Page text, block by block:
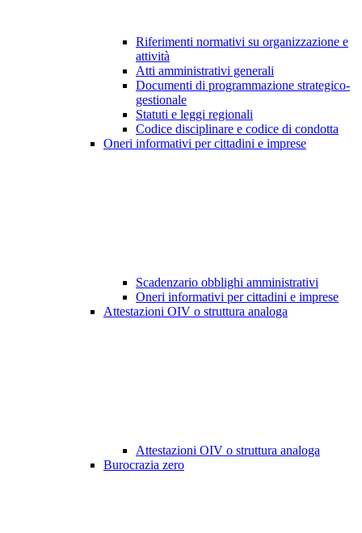
Riferimenti normativi su organizzazione e
attività
Atti amministrativi generali
Documenti di programmazione strategico-
gestionale
Statuti e leggi regionali
Codice disciplinare e codice di condotta
Oneri informativi per cittadini e imprese
Scadenzario obblighi amministrativi
Oneri informativi per cittadini e imprese
Attestazioni OIV o struttura analoga
Attestazioni OIV o struttura analoga
Burocrazia zero